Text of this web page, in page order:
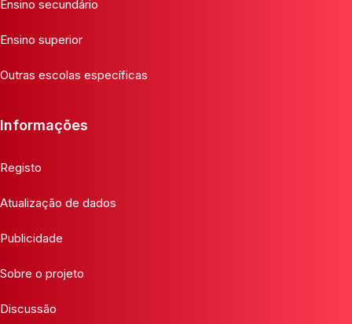
Ensino secundário
Ensino superior
Outras escolas específicas
Informações
Registo
Atualização de dados
Publicidade
Sobre o projeto
Discussão